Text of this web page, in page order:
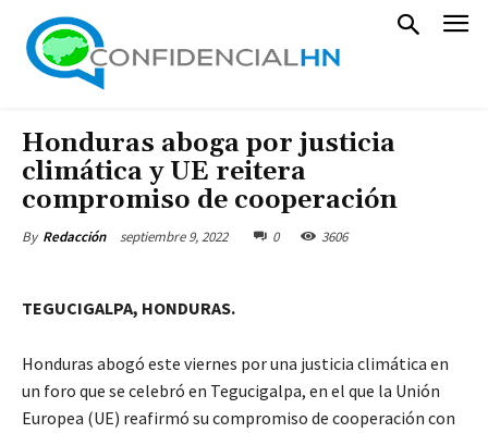
Honduras aboga por justicia
climática y UE reitera
compromiso de cooperación
By Redacción septiembre 9, 2022 0 3606
TEGUCIGALPA, HONDURAS.
Honduras abogó este viernes por una justicia climática en
un foro que se celebró en Tegucigalpa, en el que la Unión
Europea (UE) reafirmó su compromiso de cooperación con